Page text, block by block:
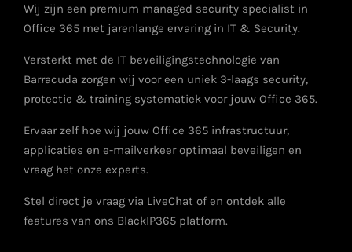
Wij zijn een premium managed security specialist in
Office 365 met jarenlange ervaring in IT & Security.
Versterkt met de IT beveiligingstechnologie van
Barracuda zorgen wij voor een uniek 3-laags security,
protectie & training systematiek voor jouw Office 365.
Ervaar zelf hoe wij jouw Office 365 infrastructuur,
applicaties en e-mailverkeer optimaal beveiligen en
vraag het onze experts.
Stel direct je vraag via LiveChat of en ontdek alle
features van ons BlackIP365 platform.